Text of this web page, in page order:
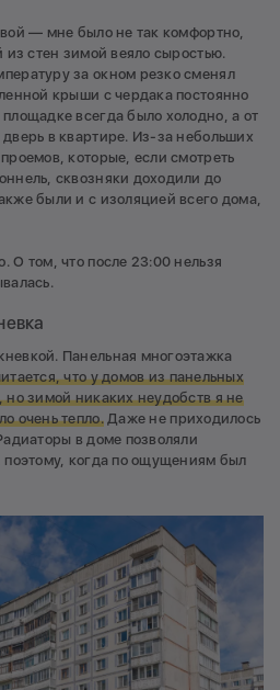
— мне было не так комфортно,
из стен зимой веяло сыростью.
за окном резко сменял
крыши с чердака постоянно
всегда было холодно, а от
в квартире. Из-за небольших
которые, если смотреть
сквозняки доходили до
были и с изоляцией всего дома,
О том, что после 23:00 нельзя
Панельная многоэтажка
что у домов из панельных
но зимой никаких неудобств я не
очень тепло.Даже не приходилось
в доме позволяли
поэтому, когда по ощущениям был